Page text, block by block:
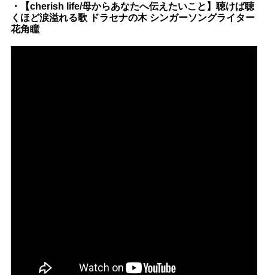
・【cherish life/母からあなたへ伝えたいこと】聴けば聴
くほど涙溢れる歌 ドラセナの木 シンガーソングライター
花角瞳